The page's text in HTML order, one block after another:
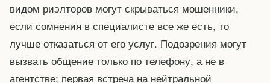
видом риэлторов могут скрываться мошенники,
если сомнения в специалисте все же есть, то
лучше отказаться от его услуг. Подозрения могут
вызвать общение только по телефону, а не в
агентстве; первая встреча на нейтральной